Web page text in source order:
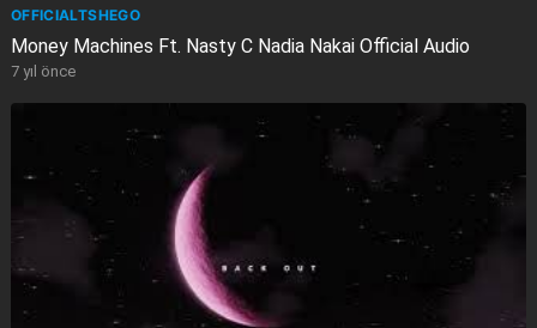
OFFICIALTSHEGO
Money Machines Ft. Nasty C Nadia Nakai Official Audio
7 yıl önce